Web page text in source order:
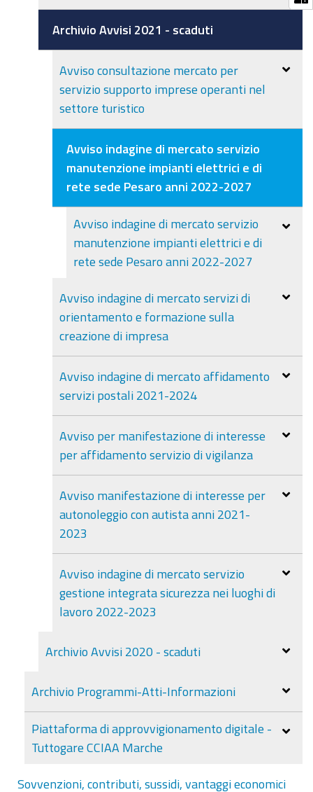
Archivio Avvisi 2021 - scaduti
Avviso consultazione mercato per
servizio supporto imprese operanti nel
settore turistico
Avviso indagine di mercato servizio
manutenzione impianti elettrici e di
rete sede Pesaro anni 2022-2027
Avviso indagine di mercato servizio
manutenzione impianti elettrici e di
rete sede Pesaro anni 2022-2027
Avviso indagine di mercato servizi di
orientamento e formazione sulla
creazione di impresa
Avviso indagine di mercato affidamento
servizi postali 2021-2024
Avviso per manifestazione di interesse
per affidamento servizio di vigilanza
Avviso manifestazione di interesse per
autonoleggio con autista anni 2021-
2023
Avviso indagine di mercato servizio
gestione integrata sicurezza nei luoghi di
lavoro 2022-2023
Archivio Avvisi 2020 - scaduti
Archivio Programmi-Atti-Informazioni
Piattaforma di approvvigionamento digitale -
Tuttogare CCIAA Marche
Sovvenzioni, contributi, sussidi, vantaggi economici